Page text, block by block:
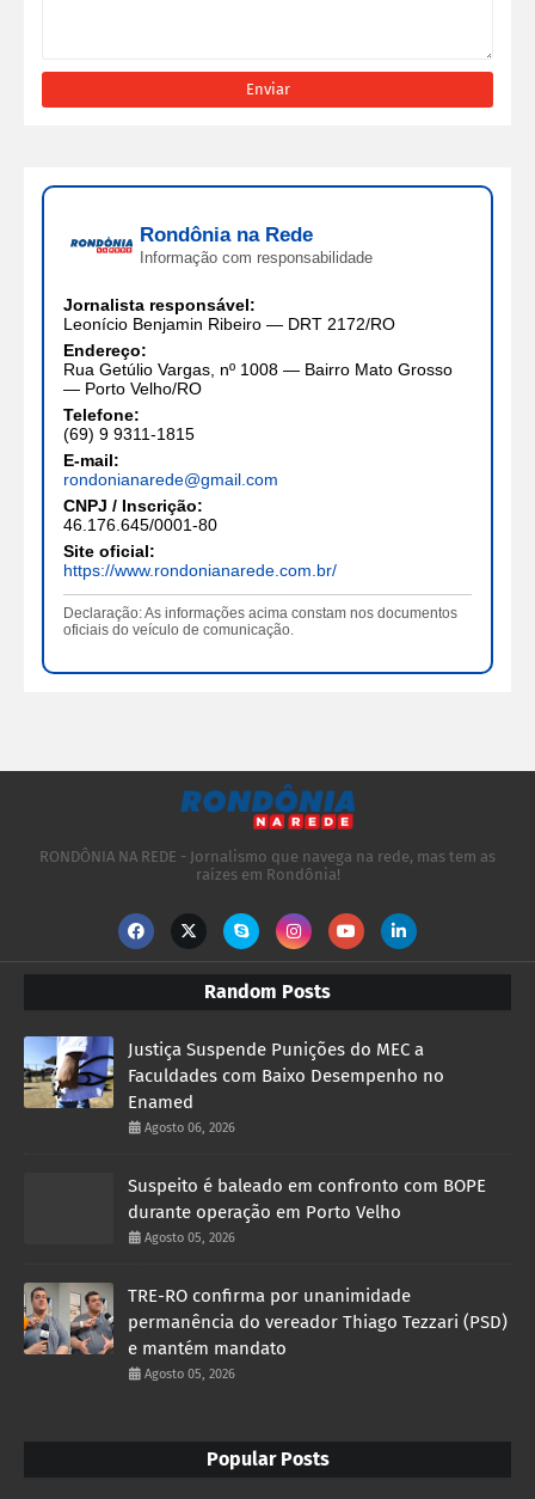
Rondônia na Rede
Informação com responsabilidade
Jornalista responsável:
Leonício Benjamin Ribeiro — DRT 2172/RO
Endereço:
Rua Getúlio Vargas, nº 1008 — Bairro Mato Grosso
— Porto Velho/RO
Telefone:
(69) 9 9311-1815
E-mail:
rondonianarede@gmail.com
CNPJ / Inscrição:
46.176.645/0001-80
Site oficial:
https://www.rondonianarede.com.br/
Declaração: As informações acima constam nos documentos
oficiais do veículo de comunicação.
RONDÔNIA NA REDE - Jornalismo que navega na rede, mas tem as
raízes em Rondônia!
Random Posts
Justiça Suspende Punições do MEC a
Faculdades com Baixo Desempenho no
Enamed
Agosto 06, 2026
Suspeito é baleado em confronto com BOPE
durante operação em Porto Velho
Agosto 05, 2026
TRE-RO confirma por unanimidade
permanência do vereador Thiago Tezzari (PSD)
e mantém mandato
Agosto 05, 2026
Popular Posts